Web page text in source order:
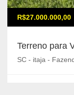
R$27.000.000,00
Terreno para
SC - itaja -